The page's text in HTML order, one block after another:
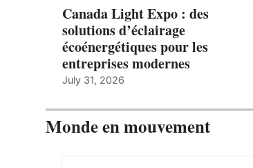
Canada Light Expo : des
solutions d’éclairage
écoénergétiques pour les
entreprises modernes
July 31, 2026
Monde en mouvement